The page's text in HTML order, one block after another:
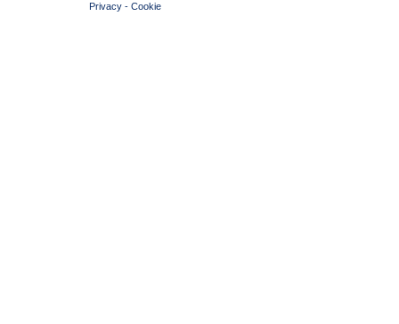
Privacy - Cookie